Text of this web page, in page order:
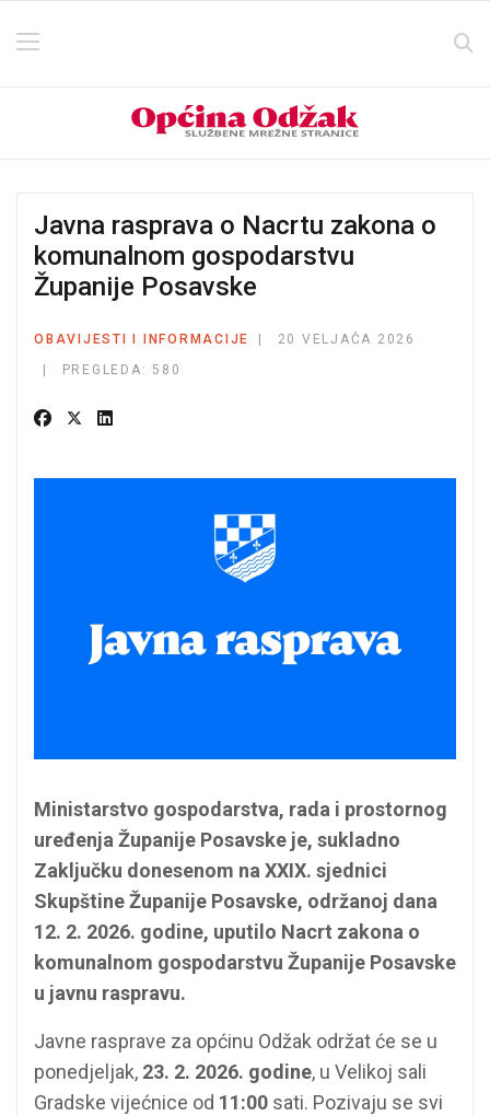
Javna rasprava o Nacrtu zakona o
komunalnom gospodarstvu
Županije Posavske
OBAVIJESTI I INFORMACIJE
20 VELJAČA 2026
PREGLEDA: 580
Ministarstvo gospodarstva, rada i prostornog
uređenja Županije Posavske je, sukladno
Zaključku donesenom na XXIX. sjednici
Skupštine Županije Posavske, održanoj dana
12. 2. 2026. godine, uputilo Nacrt zakona o
komunalnom gospodarstvu Županije Posavske
u javnu raspravu.
Javne rasprave za općinu Odžak održat će se u
ponedjeljak, 23. 2. 2026. godine, u Velikoj sali
Gradske vijećnice od 11:00 sati. Pozivaju se svi